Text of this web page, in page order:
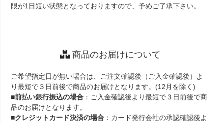
限が1日短い状態となっておりますので、予めご了承下さい。
商品のお届けについて
ご希望指定日が無い場合は、ご注文確認後（ご入金確認後）よ
り最短で３日前後で商品のお届けとなります。(12月を除く)
■前払い銀行振込の場合 ：ご入金確認後より最短で３日前後で商
品のお届けとなります。
■クレジットカード決済の場合 ：カード発行会社の承認確認後よ